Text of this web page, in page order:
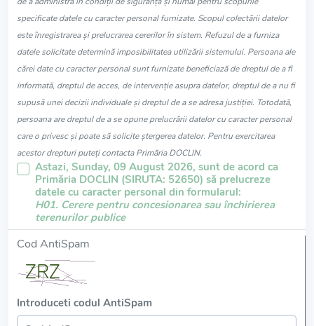
specificate datele cu caracter personal furnizate. Scopul colectării datelor
este înregistrarea și prelucrarea cererilor în sistem. Refuzul de a furniza
datele solicitate determină imposibilitatea utilizării sistemului. Persoana ale
cărei date cu caracter personal sunt furnizate beneficiază de dreptul de a fi
informată, dreptul de acces, de intervenție asupra datelor, dreptul de a nu fi
supusă unei decizii individuale și dreptul de a se adresa justiției. Totodată,
persoana are dreptul de a se opune prelucrării datelor cu caracter personal
care o privesc și poate să solicite ștergerea datelor. Pentru exercitarea
acestor drepturi puteți contacta Primăria DOCLIN.
Astazi, Sunday, 09 August 2026, sunt de acord ca
Primăria DOCLIN (SIRUTA: 52650) să prelucreze
datele cu caracter personal din formularul:
H01. Cerere pentru concesionarea sau închirierea
terenurilor publice
Cod AntiSpam
Introduceti codul AntiSpam